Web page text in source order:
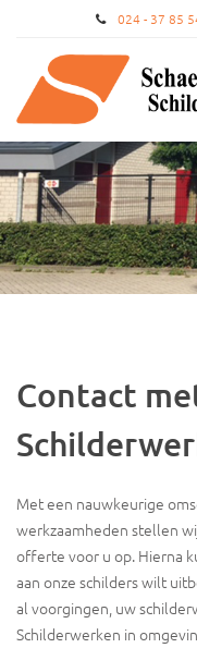
024 - 37 85
Contact
Met een nauwkeurige
werkzaamheden stellen
offerte voor u op. Hierna
aan onze schilders wilt
al voorgingen, uw
Schilderwerken in